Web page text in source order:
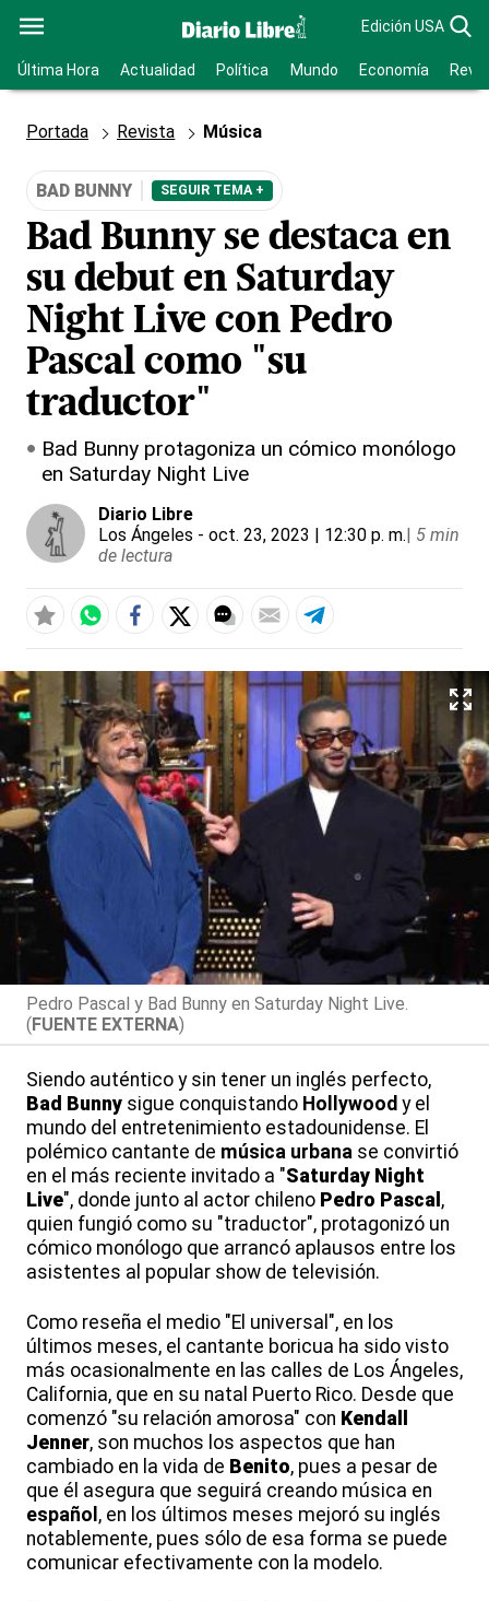
Edición USA
Última Hora Actualidad Política Mundo Economía
Portada Revista Música
BAD BUNNY SEGUIR TEMA +
Bad Bunny se destaca en
su debut en Saturday
Night Live con Pedro
Pascal como "su
traductor"
Bad Bunny protagoniza un cómico monólogo
en Saturday Night Live
Diario Libre
Los Ángeles - oct. 23, 2023 | 12:30 p. m.| 5 min
de lectura
Pedro Pascal y Bad Bunny en Saturday Night Live.
(FUENTE EXTERNA)
Siendo auténtico y sin tener un inglés perfecto,
Bad Bunny sigue conquistando Hollywood y el
mundo del entretenimiento estadounidense. El
polémico cantante de música urbana se convirtió
en el más reciente invitado a "Saturday Night
Live", donde junto al actor chileno Pedro Pascal ,
quien fungió como su "traductor", protagonizó un
cómico monólogo que arrancó aplausos entre los
asistentes al popular show de televisión.
Como reseña el medio "El universal", en los
últimos meses, el cantante boricua ha sido visto
más ocasionalmente en las calles de Los Ángeles,
California, que en su natal Puerto Rico. Desde que
comenzó "su relación amorosa" con Kendall
Jenner, son muchos los aspectos que han
cambiado en la vida de Benito, pues a pesar de
que él asegura que seguirá creando música en
español , en los últimos meses mejoró su inglés
notablemente, pues sólo de esa forma se puede
comunicar efectivamente con la modelo.